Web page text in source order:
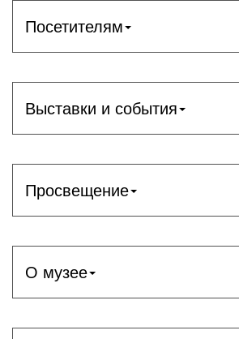
Посетителям
Выставки и события
Просвещение
О музее